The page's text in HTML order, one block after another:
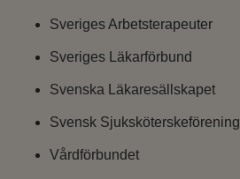
Sveriges Arbetsterapeuter
Sveriges Läkarförbund
Svenska Läkaresällskapet
Svensk Sjuksköterskeförening
Vårdförbundet